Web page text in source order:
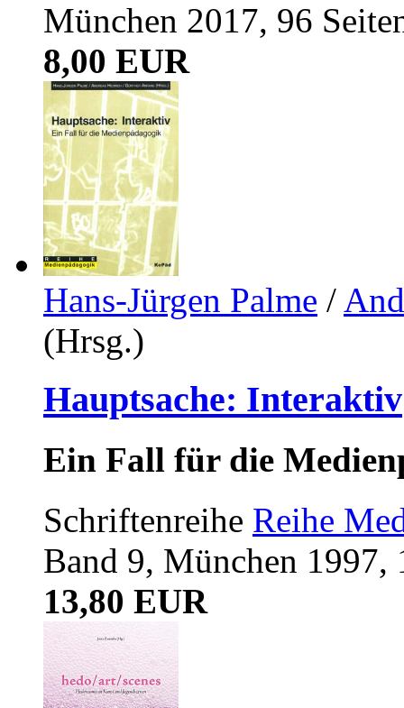
München 2017, 96
8,00 EUR
Hans-Jürgen Palme /
(Hrsg.)
Hauptsache: Interaktiv
Ein Fall für die
Schriftenreihe Reihe
Band 9, München 1997,
13,80 EUR